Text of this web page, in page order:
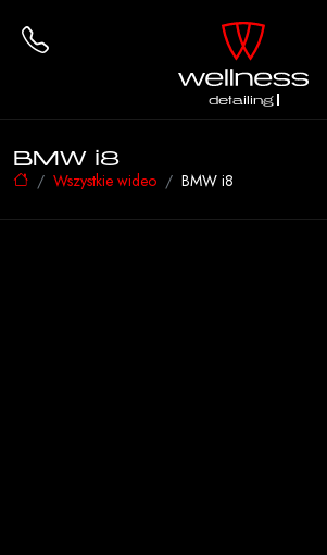
detailing
BMW i8
Wszystkie wideo BMW i8